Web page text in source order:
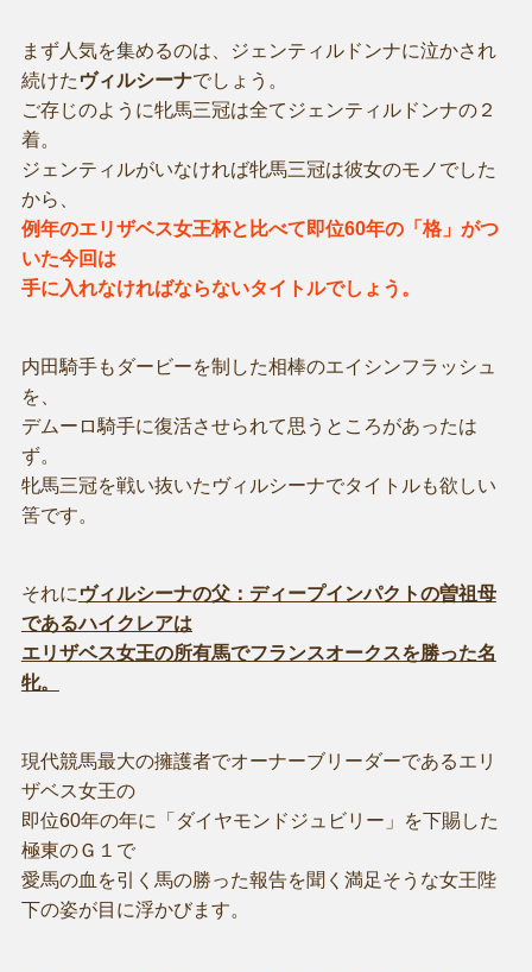
まず人気を集めるのは、ジェンティルドンナに泣かされ
続けた ヴィルシーナでしょう。
ご存じのように牝馬三冠は全てジェンティルドンナの２
着。
ジェンティルがいなければ牝馬三冠は彼女のモノでした
から、
例年のエリザベス女王杯と比べて即位60年の「格」がつ
いた今回は
手に入れなければならないタイトルでしょう。
内田騎手もダービーを制した相棒のエイシンフラッシュ
を、
デムーロ騎手に復活させられて思うところがあったは
ず。
牝馬三冠を戦い抜いたヴィルシーナでタイトルも欲しい
筈です。
それに ヴィルシーナの父：ディープインパクトの曽祖母
であるハイクレアは
エリザベス女王の所有馬でフランスオークスを勝った名
牝。
現代競馬最大の擁護者でオーナーブリーダーであるエリ
ザベス女王の
即位60年の年に「ダイヤモンドジュビリー」を下賜した
極東のＧ１で
愛馬の血を引く馬の勝った報告を聞く満足そうな女王陛
下の姿が目に浮かびます。